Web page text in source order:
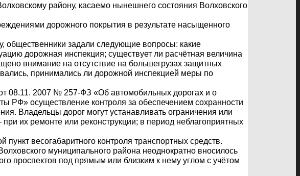
району, касаемо нынешнего состояния Волховского
дорожного покрытия в результате насыщенного
задали следующие вопросы: какие
дорожная инспекция; существует ли расчётная величина
внимание на отсутствие на большегрузах защитных
принимались ли дорожной инспекцией меры по
08.11. 2007 № 257-ФЗ «Об автомобильных дорогах и о
РФ» осуществление контроля за обеспечением сохранности
Владельцы дорог могут устанавливать ограничения или
их ремонте или реконструкции; в период неблагоприятных
весогабаритного контроля транспортных средств.
муниципального района неоднократно вносилось
проспектов под прямым или близким к нему углом с учётом